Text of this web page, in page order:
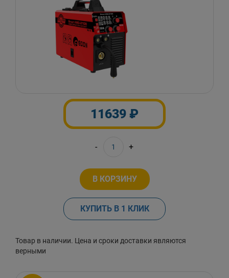
11639 ₽
- +
В КОРЗИНУ
КУПИТЬ В 1 КЛИК
Товар в наличии. Цена и сроки доставки являются
верными